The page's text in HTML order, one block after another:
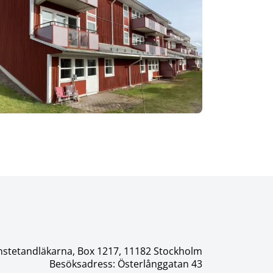
Box 1217, 11182 Stockholm
Besöksadress: Österlånggatan 43